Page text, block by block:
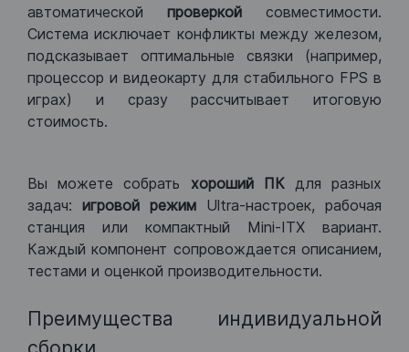
автоматической проверкой совместимости.
Система исключает конфликты между железом,
подсказывает оптимальные связки (например,
процессор и видеокарту для стабильного FPS в
играх) и сразу рассчитывает итоговую
стоимость.
Вы можете собрать хороший ПКдля разных
задач: игровой режим Ultra-настроек, рабочая
станция или компактный Mini-ITX вариант.
Каждый компонент сопровождается описанием,
тестами и оценкой производительности.
Преимущества индивидуальной